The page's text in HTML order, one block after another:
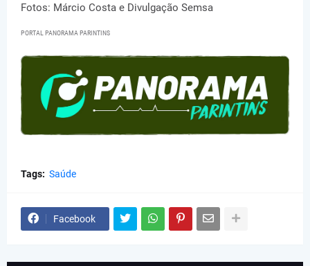
Fotos: Márcio Costa e Divulgação Semsa
PORTAL PANORAMA PARINTINS
Tags: Saúde
Facebook